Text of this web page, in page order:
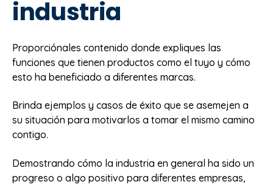
industria
Proporciónales contenido donde expliques las
funciones que tienen productos como el tuyo y cómo
esto ha beneficiado a diferentes marcas.
Brinda ejemplos y casos de éxito que se asemejen a
su situación para motivarlos a tomar el mismo camino
contigo.
Demostrando cómo la industria en general ha sido un
progreso o algo positivo para diferentes empresas,